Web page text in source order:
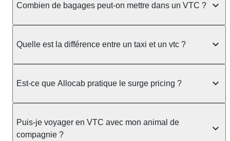
Combien de bagages peut-on mettre dans un VTC ?
réservée :
Berline, Green, Berline Affaires, VAO : jusqu'à 3
Moto-taxi : jusqu'à 2 bagages cabine TPMR : 1
bagage
Le prix de la course ne change pas selon le
nombre de bagages. Si vous avez des bagages
Quelle est la différence entre un taxi et un vtc ?
dans la rue ou à une station, avec un tarif calculé au
réservation préalable et propose un prix fixe connu
à l'avance, sans mauvaise surprise ni frais cachés.
Chez Allocab, tous les chauffeurs sont des
Est-ce que Allocab pratique le surge pricing ?
prix de votre course est calculé et affiché avant la
validation de la réservation, puis fixé définitivement.
Puis-je voyager en VTC avec mon animal de
compagnie ?